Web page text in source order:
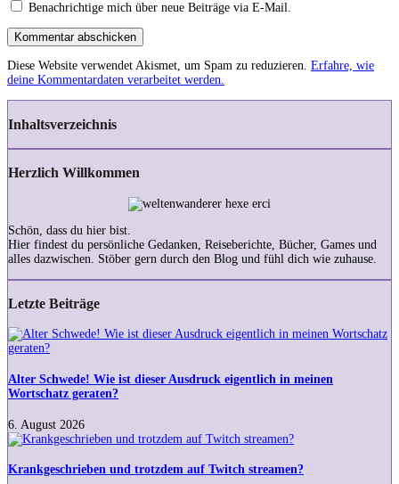
Benachrichtige mich über neue Beiträge via E-Mail.
Kommentar abschicken
Diese Website verwendet Akismet, um Spam zu reduzieren. Erfahre, wie
deine Kommentardaten verarbeitet werden.
Inhaltsverzeichnis
Herzlich Willkommen
Schön, dass du hier bist.
Hier findest du persönliche Gedanken, Reiseberichte, Bücher, Games und
alles dazwischen. Stöber gern durch den Blog und fühl dich wie zuhause.
Letzte Beiträge
Alter
Schwede!
ist
dieser
eigentlich
in
meinen
Wortschatz
geraten?
Alter Schwede! Wie ist dieser Ausdruck eigentlich in meinen
Wortschatz geraten?
6. August 2026
Krankgeschrieben
trotzdem
Krankgeschrieben und trotzdem auf Twitch streamen?